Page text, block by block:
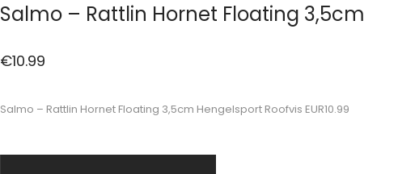
Salmo – Rattlin Hornet Floating 3,5cm
€10.99
Salmo – Rattlin Hornet Floating 3,5cm Hengelsport Roofvis EUR10.99